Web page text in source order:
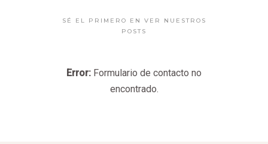
SÉ EL PRIMERO EN VER NUESTROS
POSTS
Error: Formulario de contacto no
encontrado.